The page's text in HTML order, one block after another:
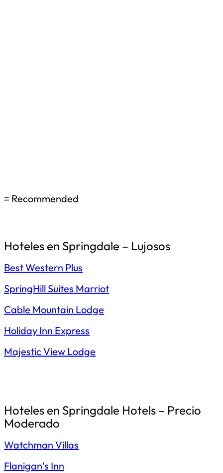
= Recommended
Hoteles en Springdale – Lujosos
Best Western Plus
SpringHill Suites Marriot
Cable Mountain Lodge
Holiday Inn Express
Majestic View Lodge
Hoteles en Springdale Hotels – Precio
Moderado
Watchman Villas
Flanigan’s Inn